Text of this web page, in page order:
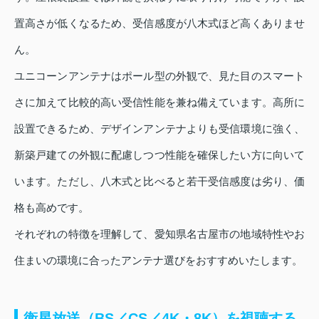
置高さが低くなるため、受信感度が八木式ほど高くありませ
ん。
ユニコーンアンテナはポール型の外観で、見た目のスマート
さに加えて比較的高い受信性能を兼ね備えています。高所に
設置できるため、デザインアンテナよりも受信環境に強く、
新築戸建ての外観に配慮しつつ性能を確保したい方に向いて
います。ただし、八木式と比べると若干受信感度は劣り、価
格も高めです。
それぞれの特徴を理解して、愛知県名古屋市の地域特性やお
住まいの環境に合ったアンテナ選びをおすすめいたします。